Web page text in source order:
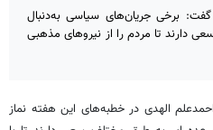
برخی جریان‌های سیاسی به‌دنبال
دارند تا مردم را از نیروهای مذهبی
الهدی در خطبه‌های این هفته نماز